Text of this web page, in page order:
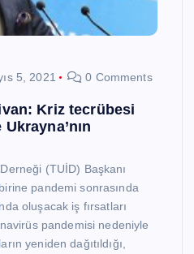
5, 2021 0 Comments
Kriz tecrübesi
(TUİD) Başkanı
pandemi sonrasında
oluşacak iş fırsatları
pandemisi nedeniyle
yeniden dağıtıldığı,